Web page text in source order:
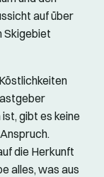
auf über
Skigebiet
gibt es keine
die Herkunft
alles, was aus